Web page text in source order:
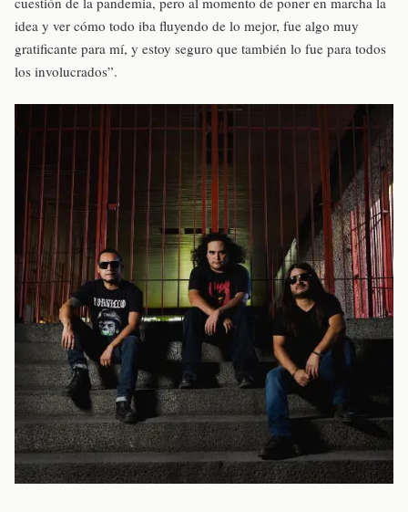
idea y ver cómo todo iba fluyendo de lo mejor, fue algo muy
gratificante para mí, y estoy seguro que también lo fue para todos
los involucrados”.